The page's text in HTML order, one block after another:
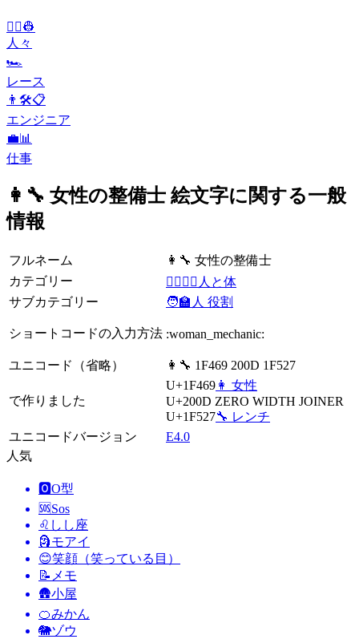
👨‍✈️👷
人々
🏎
レース
👨🛠📋
エンジニア
💼📊
仕事
👩‍🔧 女性の整備士 絵文字に関する一般
情報
フルネーム
👩‍🔧 女性の整備士
カテゴリー
👩‍❤️‍💋‍👨人と体
サブカテゴリー
🧑‍🏫人 役割
ショートコードの入力方法 :woman_mechanic:
ユニコード（省略） 👩‍🔧 1F469 200D 1F527
で作りました
U+1F469 👩 女性
U+200D ZERO WIDTH JOINER
U+1F527🔧 レンチ
ユニコードバージョン
E4.0
人気
🅾️O型
🆘Sos
♌ しし座
🗿モアイ
😊笑顔（笑っている目）
📝 メモ
🛖小屋
🍊みかん
🐘ゾウ